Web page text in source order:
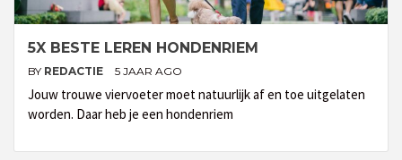
5X BESTE LEREN HONDENRIEM
BY REDACTIE 5 JAAR AGO
Jouw trouwe viervoeter moet natuurlijk af en toe uitgelaten
worden. Daar heb je een hondenriem